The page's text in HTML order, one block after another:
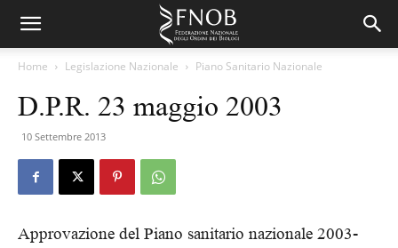
Home Legislazione Nazionale Piano Sanitario Nazionale
D.P.R. 23 maggio 2003
10 Settembre 2013
Approvazione del Piano sanitario nazionale 2003-